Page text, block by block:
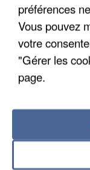
préférences
Vous pouvez
votre
"Gérer les
page.